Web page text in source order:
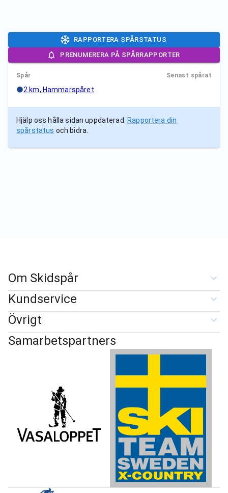
RAPPORTERA SPÅRSTATUS
PRENUMERERA PÅ SPÅRRAPPORTER
Spår Senast spårat
2 km, Hammarspåret
Hjälp oss hålla sidan uppdaterad.
Rapportera din
spårstatus och bidra.
Om Skidspår
Kundservice
Övrigt
Samarbetspartners